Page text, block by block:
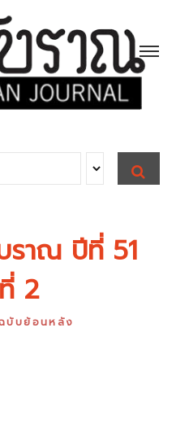
e
S
E
A
ราณ ปีที่ 51
2
บับย้อนหลัง